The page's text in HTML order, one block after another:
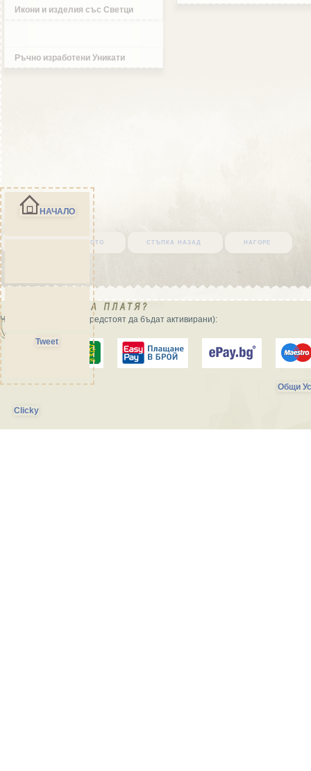
Икони и изделия със Светци
Ръчно изработени Уникати
върни се в началото стъпка назад нагоре
Начини на плащане (предстоят да бъдат активирани):
Общи
Clicky
НАЧАЛО
Tweet